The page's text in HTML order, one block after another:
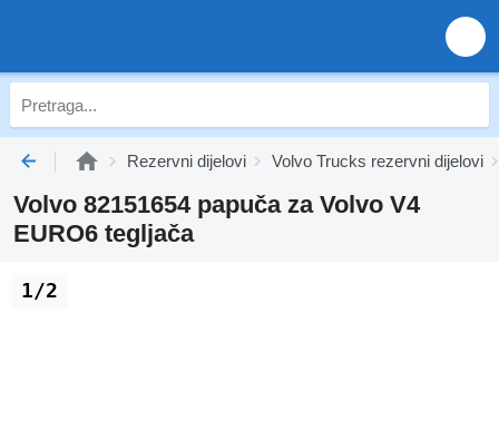
Rezervni dijelovi Volvo Trucks rezervni dijelovi
Volvo 82151654 papuča za Volvo V4
EURO6 tegljača
1/2